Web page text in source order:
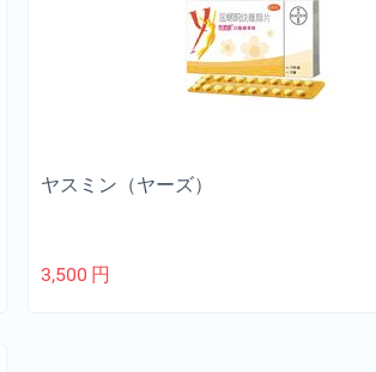
ヤスミン（ヤーズ）
3,500 円